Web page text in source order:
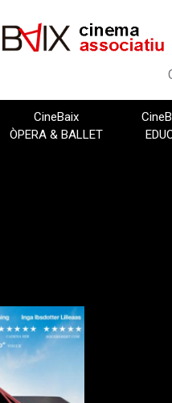
CineBaix
ÒPERA & BALLET